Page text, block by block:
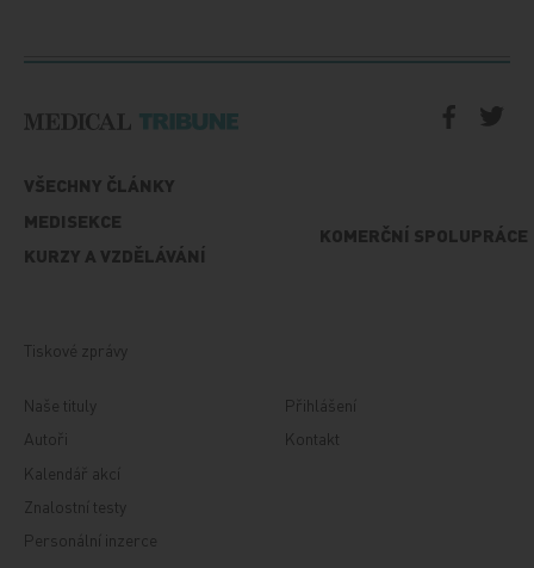
VŠECHNY ČLÁNKY
MEDISEKCE
KURZY A VZDĚLÁVÁNÍ
KOMERČNÍ SPOLUPRÁCE
Tiskové zprávy
Naše tituly
Autoři
Kalendář akcí
Znalostní testy
Personální inzerce
Přihlášení
Kontakt